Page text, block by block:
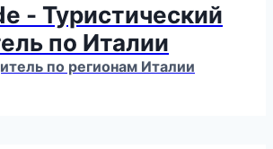
- Туристический
по Италии
по регионам Италии